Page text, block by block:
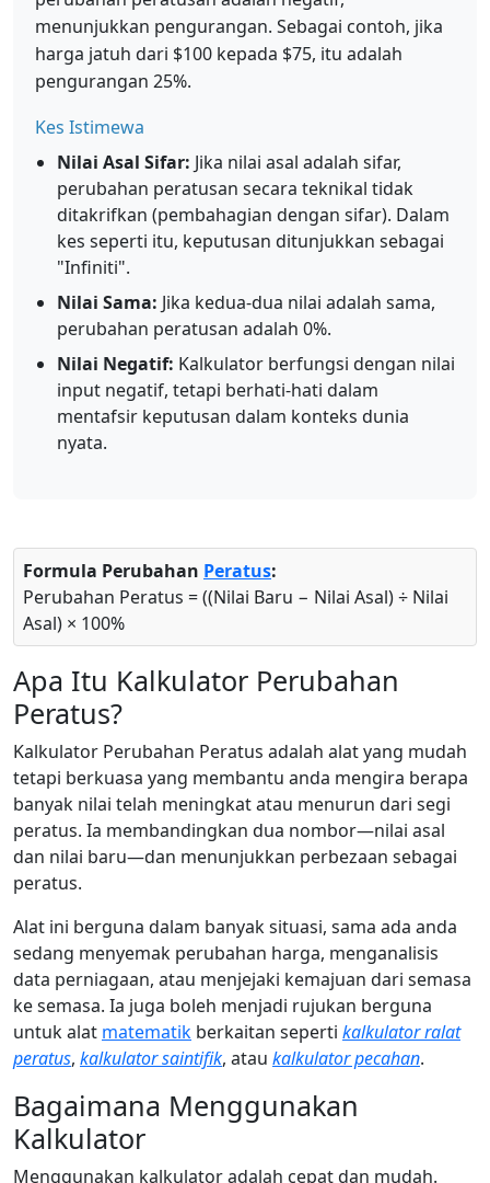
menunjukkan pengurangan. Sebagai contoh, jika
harga jatuh dari $100 kepada $75, itu adalah
pengurangan 25%.
Kes Istimewa
Nilai Asal Sifar: Jika nilai asal adalah sifar,
perubahan peratusan secara teknikal tidak
ditakrifkan (pembahagian dengan sifar). Dalam
kes seperti itu, keputusan ditunjukkan sebagai
"Infiniti".
Nilai Sama: Jika kedua-dua nilai adalah sama,
perubahan peratusan adalah 0%.
Nilai Negatif: Kalkulator berfungsi dengan nilai
input negatif, tetapi berhati-hati dalam
mentafsir keputusan dalam konteks dunia
nyata.
Formula Perubahan Peratus:
Perubahan Peratus = ((Nilai Baru − Nilai Asal) ÷ Nilai
Asal) × 100%
Apa Itu Kalkulator Perubahan
Peratus?
Kalkulator Perubahan Peratus adalah alat yang mudah
tetapi berkuasa yang membantu anda mengira berapa
banyak nilai telah meningkat atau menurun dari segi
peratus. Ia membandingkan dua nombor—nilai asal
dan nilai baru—dan menunjukkan perbezaan sebagai
peratus.
Alat ini berguna dalam banyak situasi, sama ada anda
sedang menyemak perubahan harga, menganalisis
data perniagaan, atau menjejaki kemajuan dari semasa
ke semasa. Ia juga boleh menjadi rujukan berguna
untuk alat matematik berkaitan seperti kalkulator ralat
peratus, kalkulator saintifik, atau kalkulator pecahan.
Bagaimana Menggunakan
Kalkulator
Menggunakan kalkulator adalah cepat dan mudah.